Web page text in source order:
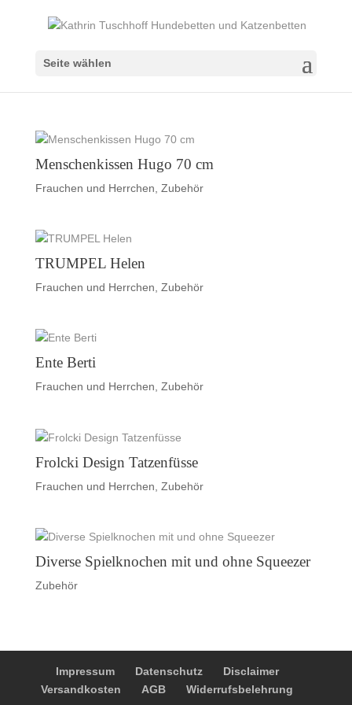
Seite wählen
Menschenkissen Hugo 70 cm
Frauchen und Herrchen Zubehör
TRUMPEL Helen
Frauchen und Herrchen, Zubehör
Ente Berti
Frauchen und Herrchen, Zubehör
Frolcki Design Tatzenfüsse
Frauchen und Herrchen Zubehör
Diverse Spielknochen mit und ohne Squeezer
Zubehör
Impressum Datenschutz
Disclaimer
Versandkosten
AGB Widerrufsbelehrung